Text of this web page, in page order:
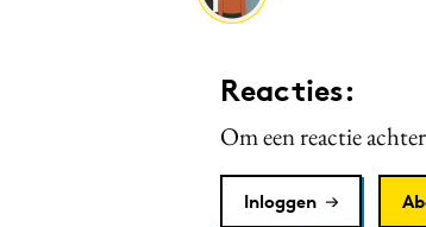
Reacties:
Om een reactie
Inloggen